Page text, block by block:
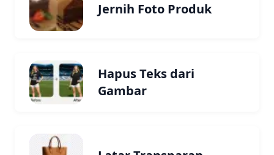
Jernih Foto Produk
Hapus Teks dari
Gambar